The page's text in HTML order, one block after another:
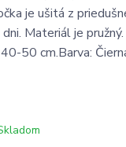
je ušitá z
Materiál je
50 cm.Barva: